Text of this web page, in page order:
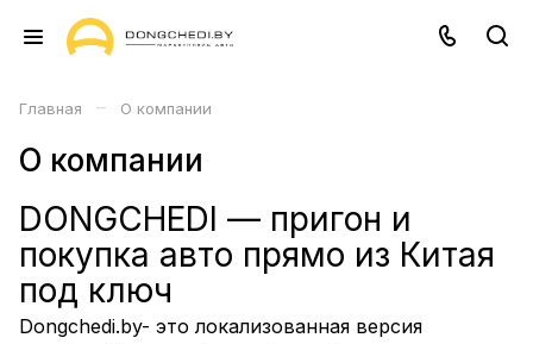
Главная – О компании
О компании
DONGCHEDI — пригон и
покупка авто прямо из Китая
под ключ
Dongchedi.by- это локализованная версия